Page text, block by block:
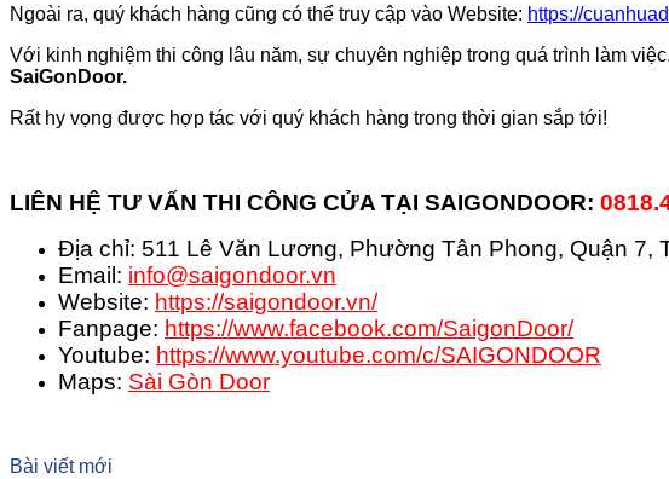
Ngoài ra, quý khách hàng cũng có thể truy cập vào Website: https://
Với kinh nghiệm thi công lâu năm, sự chuyên nghiệp trong quá trình làm
SaiGonDoor.
Rất hy vọng được hợp tác với quý khách hàng trong thời gian sắp tới!
LIÊN HỆ TƯ VẤN THI CÔNG CỬA TẠI SAIGONDOOR:
Địa chỉ: 511 Lê Văn Lương, Phường Tân Phong, Quận 7,
Email: info@saigondoor.vn
Website: https://saigondoor.vn/
Fanpage: https://www.facebook.com/SaigonDoor/
Youtube: https://www.youtube.com/c/SAIGONDOOR
Maps: Sài Gòn Door
Bài viết mới